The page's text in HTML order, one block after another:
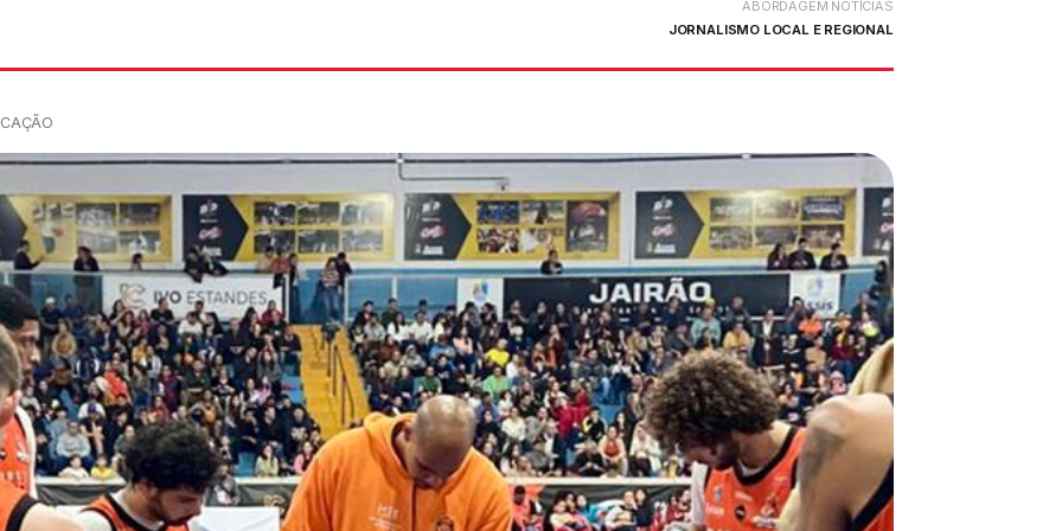
ABORDAGEM NOTÍCIAS
JORNALISMO LOCAL E REGIONAL